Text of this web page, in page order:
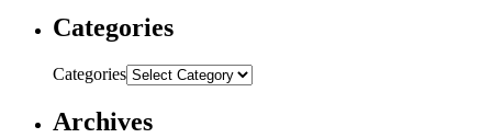
Categories
Categories
Archives